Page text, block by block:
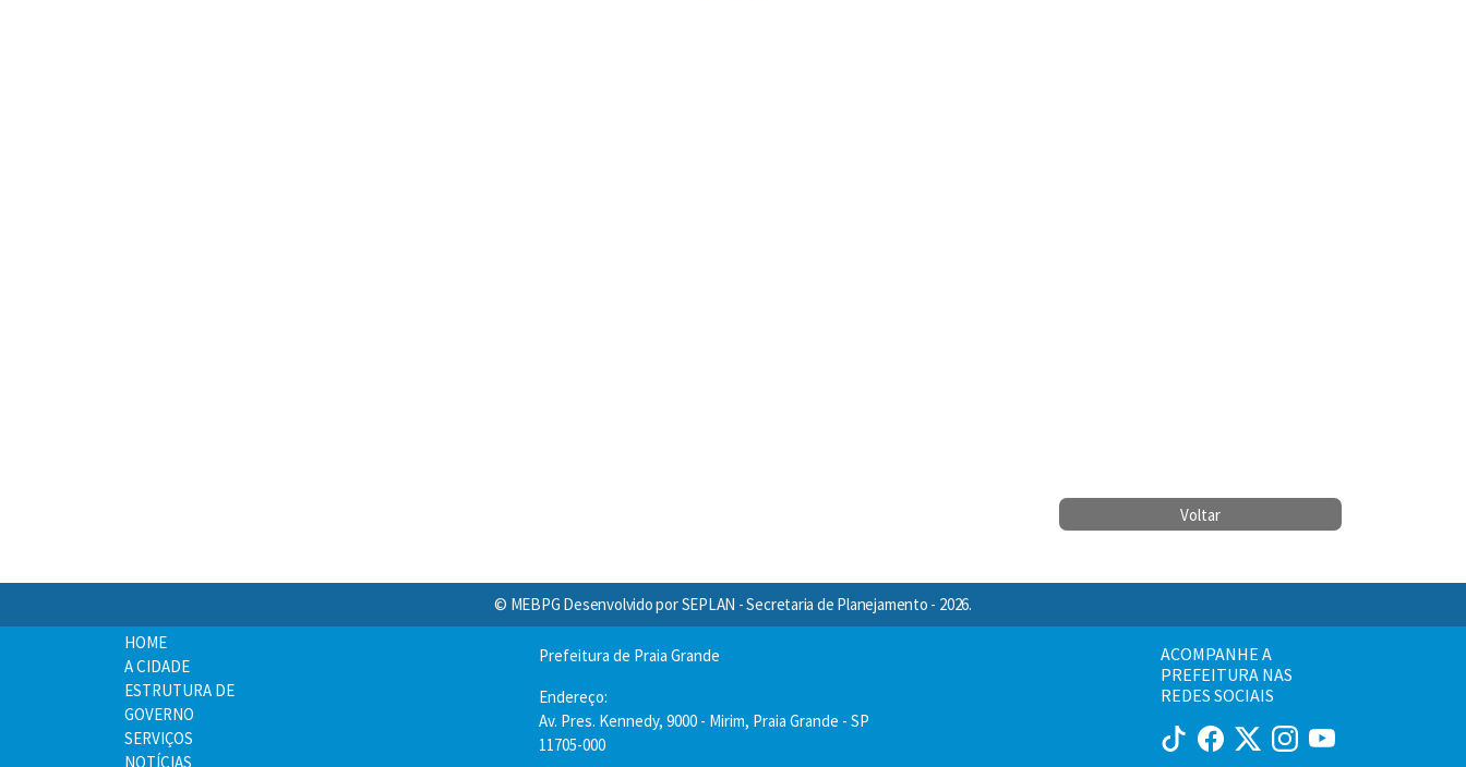
Voltar
© MEBPG Desenvolvido por SEPLAN - Secretaria de Planejamento - 2026.
HOME
A CIDADE
ESTRUTURA DE
GOVERNO
SERVIÇOS
NOTÍCIAS
Prefeitura de Praia Grande
Endereço:
Av. Pres. Kennedy, 9000 - Mirim, Praia Grande - SP
11705-000
ACOMPANHE A
PREFEITURA NAS
REDES SOCIAIS